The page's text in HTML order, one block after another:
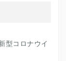
型コロナウイ